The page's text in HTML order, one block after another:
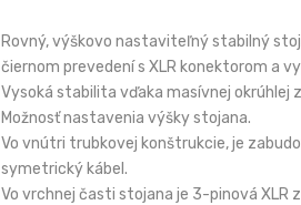
Rovný, výškovo nastaviteľný stabilný
čiernom prevedení s XLR konektorom a
Vysoká stabilita vďaka masívnej okrúhlej
Možnosť nastavenia výšky stojana.
Vo vnútri trubkovej konštrukcie, je
symetrický kábel.
Vo vrchnej časti stojana je 3-pinová XLR